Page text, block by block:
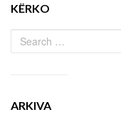
KËRKO
ARKIVA